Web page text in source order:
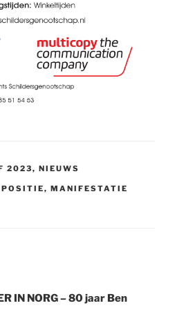
2023, NIEUWS
, MANIFESTATIE
IN NORG – 80 jaar Ben